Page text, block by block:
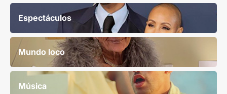
Espectáculos
Mundo loco
Música